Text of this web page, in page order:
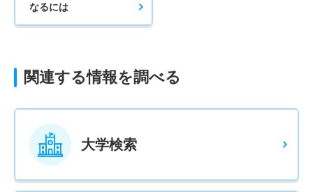
なるには
関連する情報を調べる
大学検索